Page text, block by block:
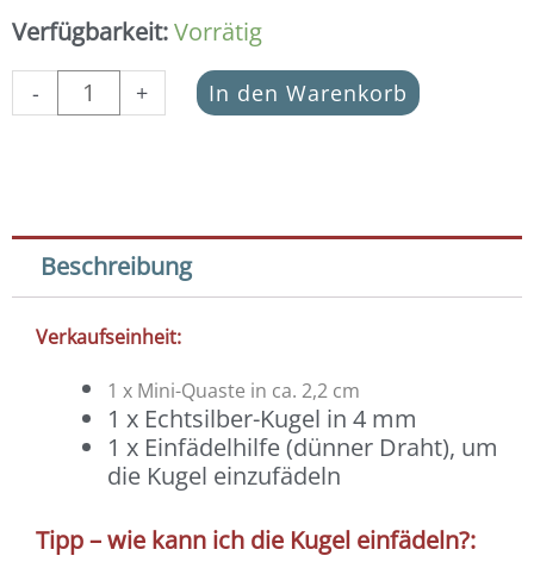
Verfügbarkeit:Vorrätig
-
Mini-
mit
Kugel
-
olive
+ In den Warenkorb
Beschreibung
Verkaufseinheit:
1 x Mini-Quaste in ca. 2,2 cm
1 x Echtsilber-Kugel in 4 mm
1 x Einfädelhilfe (dünner Draht), um
die Kugel einzufädeln
Tipp – wie kann ich die Kugel einfädeln?: